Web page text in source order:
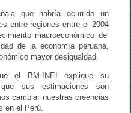
que habría ocurrido un
entre regiones entre el 2004
macroeconómico del
de la economía peruana,
mayor desigualdad.
el BM-INEI explique su
sus estimaciones son
cambiar nuestras creencias
en el Perú.